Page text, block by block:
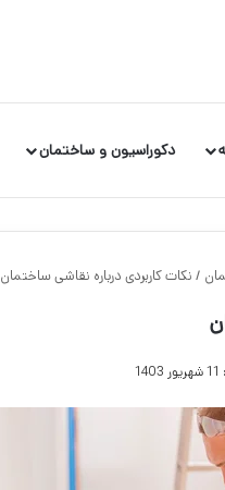
دکوراسیون و ساختمان
/ نکات کاربردی درباره نقاشی ساختمان